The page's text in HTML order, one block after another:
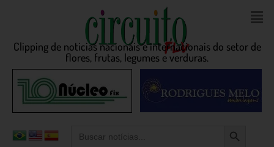
Clipping de noticias nacionais e internacionais do setor de
flores, frutas, legumes e verduras.
for: